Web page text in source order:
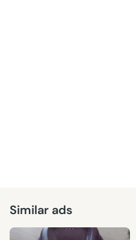
Similar ads